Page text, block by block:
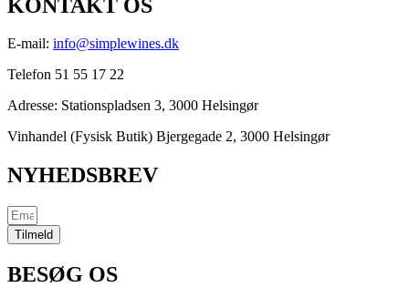
KONTAKT OS
E-mail: info@simplewines.dk
Telefon 51 55 17 22
Adresse: Stationspladsen 3, 3000 Helsingør
Vinhandel (Fysisk Butik) Bjergegade 2, 3000 Helsingør
NYHEDSBREV
Tilmeld
BESØG OS